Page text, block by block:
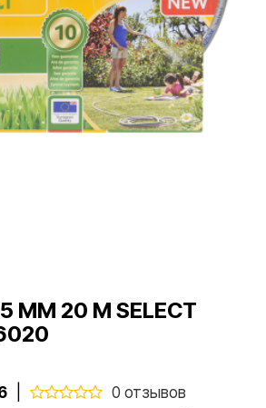
ММ 20 М SELECT
0 отзывов